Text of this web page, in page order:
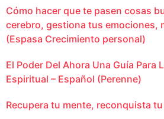
Cómo hacer que te pasen cosas
cerebro, gestiona tus emociones,
(Espasa Crecimiento personal)
El Poder Del Ahora Una Guía Para
Espiritual – Español (Perenne)
Recupera tu mente, reconquista